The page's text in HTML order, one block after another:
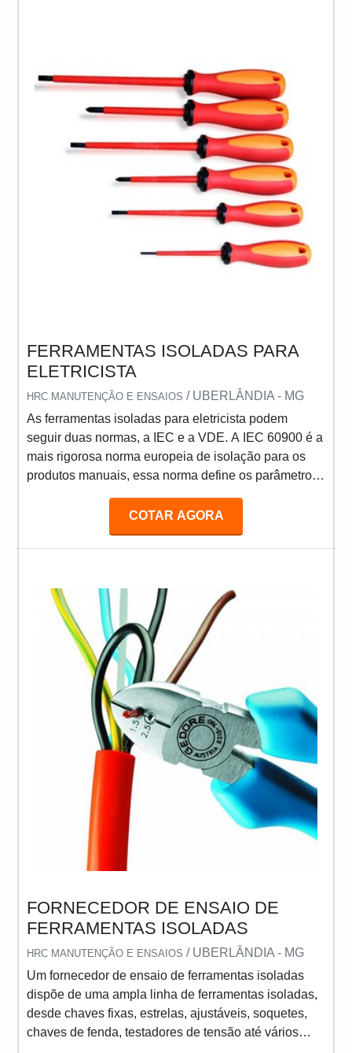
FERRAMENTAS ISOLADAS PARA
ELETRICISTA
HRC MANUTENÇÃO E ENSAIOS/ UBERLÂNDIA - MG
As ferramentas isoladas para eletricista podem
seguir duas normas, a IEC e a VDE. A IEC 60900 é a
mais rigorosa norma europeia de isolação para os
produtos manuais, essa norma define os parâmetros
serão submetidas para garantir uma utilização
segura ao usuário. Já o certificado VDE, é emitido
pelo Instituto Alemão de Testes e Certificações em
certificado VDE, as ferramentas além de cumprir tod
COTAR AGORA
FORNECEDOR DE ENSAIO DE
FERRAMENTAS ISOLADAS
HRC MANUTENÇÃO E ENSAIOS/ UBERLÂNDIA - MG
Um fornecedor de ensaio de ferramentas isoladas
dispõe de uma ampla linha de ferramentas isoladas,
desde chaves fixas, estrelas, ajustáveis, soquetes,
chaves de fenda, testadores de tensão até vários